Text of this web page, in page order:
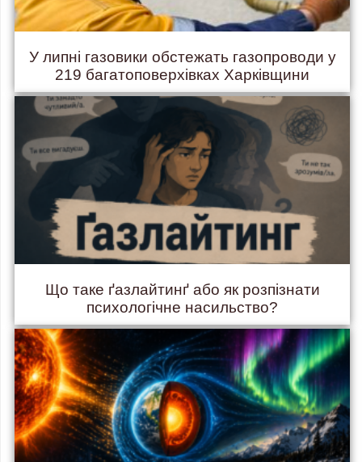
У липні газовики обстежать газопроводи у
219 багатоповерхівках Харківщини
Що таке ґазлайтинґ або як розпізнати
психологічне насильство?